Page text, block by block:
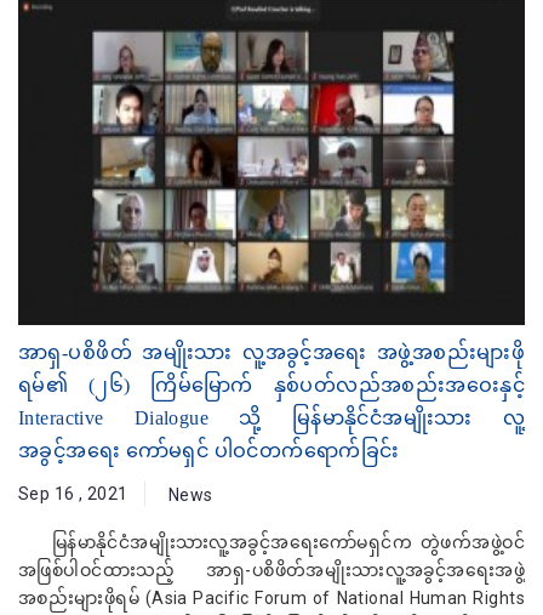
အာရှ-ပစိဖိတ် အမျိုးသား လူ့အခွင့်အရေး အဖွဲ့အစည်းများဖို
ရမ်၏ (၂၆) ကြိမ်မြောက် နှစ်ပတ်လည်အစည်းအဝေးနှင့်
Interactive Dialogue သို့ မြန်မာနိုင်ငံအမျိုးသား လူ့
အခွင့်အရေး ကော်မရှင် ပါဝင်တက်ရောက်ခြင်း
Sep 16 , 2021 News
မြန်မာနိုင်ငံအမျိုးသားလူ့အခွင့်အရေးကော်မရှင်က တွဲဖက်အဖွဲ့ဝင်
အဖြစ်ပါဝင်ထားသည့် အာရှ-ပစိဖိတ်အမျိုးသားလူ့အခွင့်အရေးအဖွဲ့
အစည်းများဖိုရမ် (Asia Pacific Forum of National Human Rights